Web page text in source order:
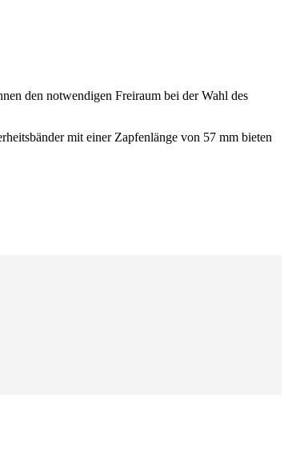
den notwendigen Freiraum bei der Wahl des
mit einer Zapfenlänge von 57 mm bieten